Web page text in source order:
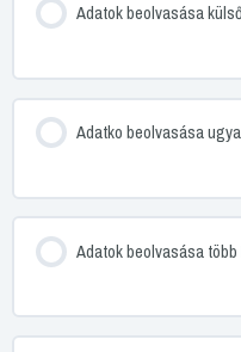
Adatok beolvasása
Adatko beolvasása
Adatok beolvasása